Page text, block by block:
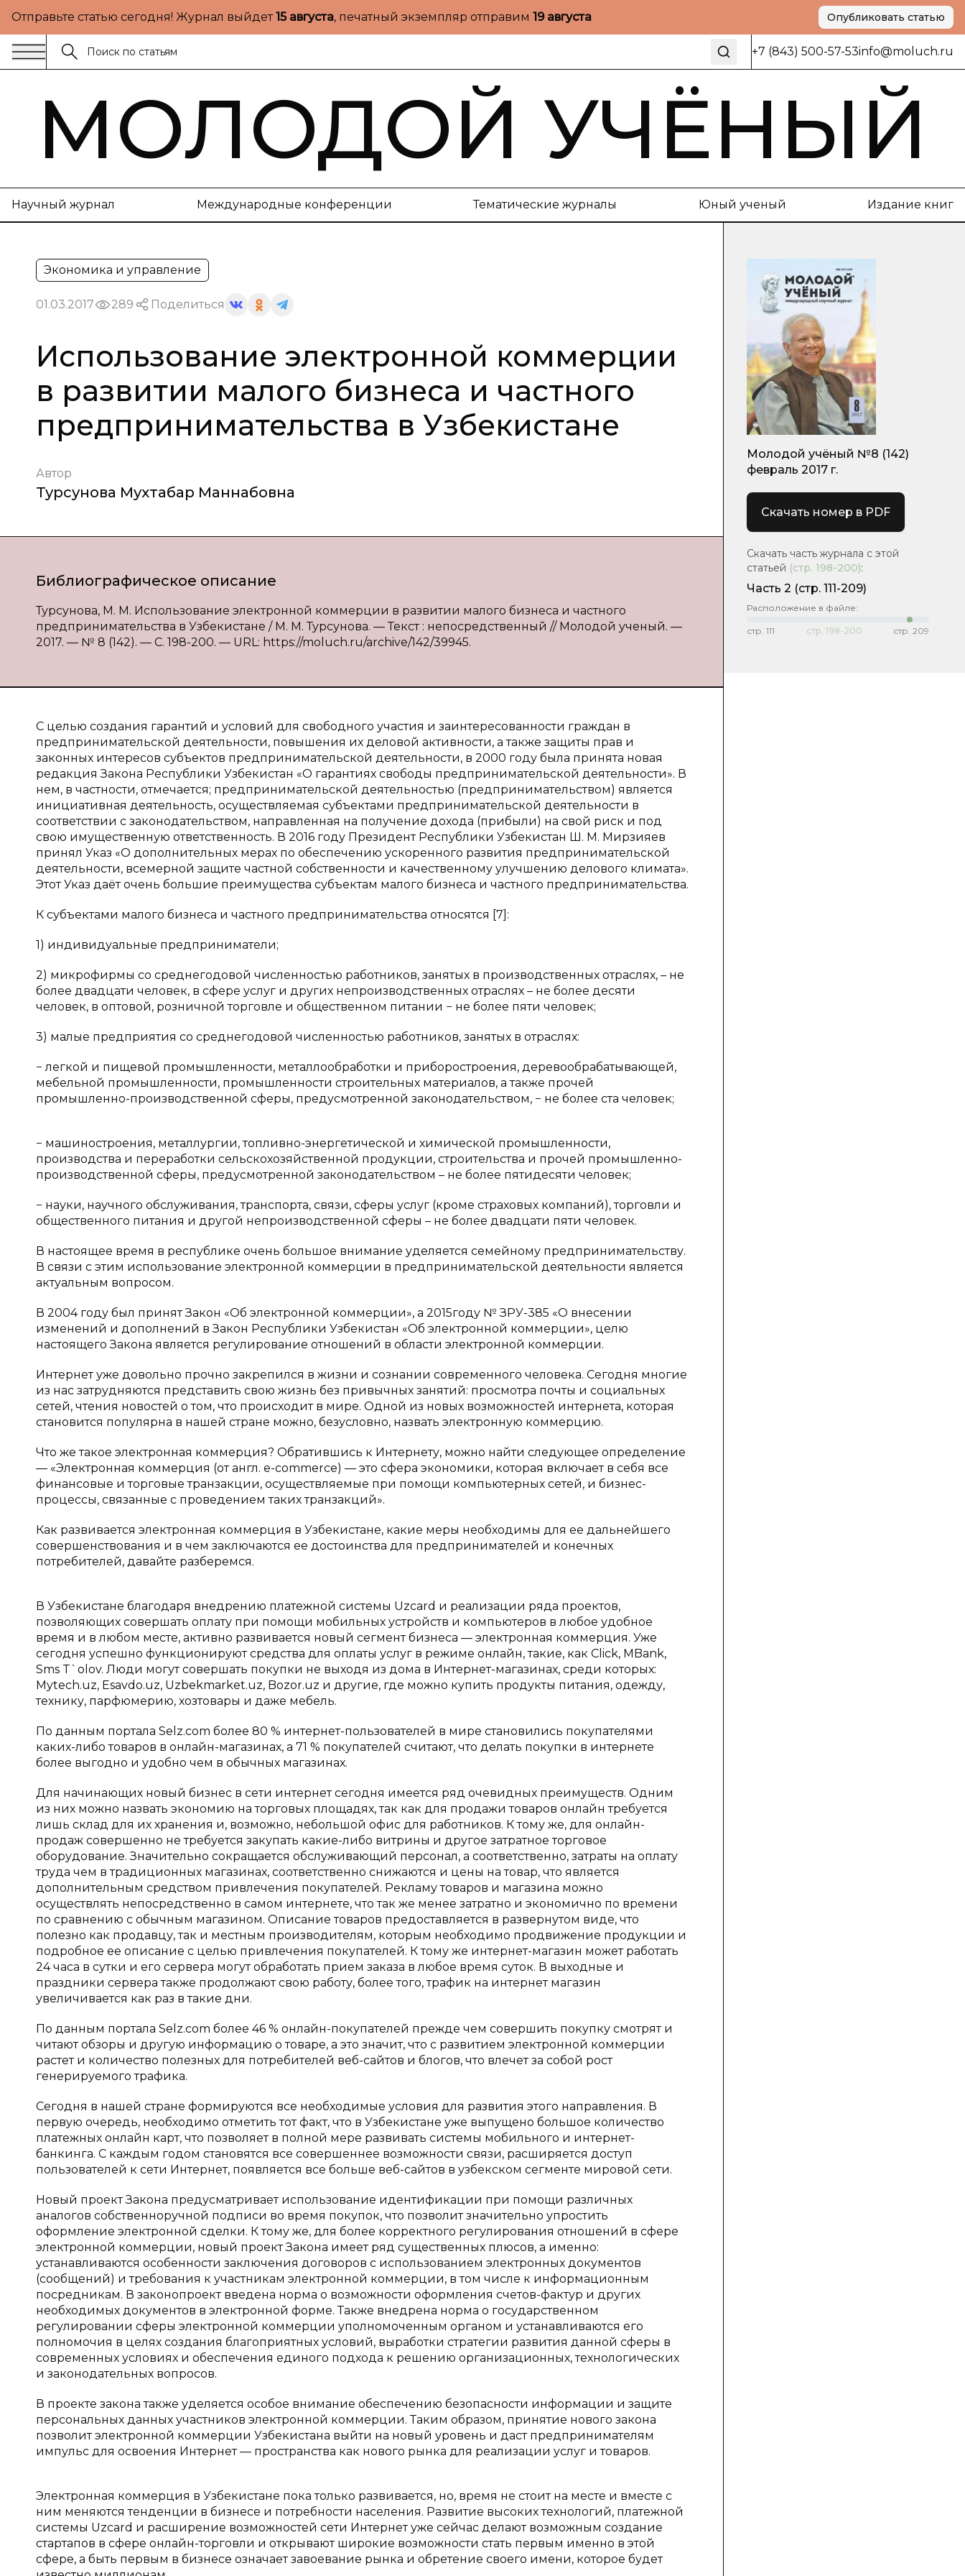
Отправьте статью сегодня! Журнал выйдет15 августа, печатный экземпляр отправим 19 августа Опубликовать статью
+7 (843) 500-57-53info@moluch.ru
МОЛОДОЙ УЧЁНЫЙ
Научный журнал Международные конференции Тематические журналы Юный ученый Издание книг
Экономика и управление
01.03.2017 289 Поделиться
Использование электронной коммерции
в развитии малого бизнеса и частного
предпринимательства в Узбекистане
Автор
Турсунова Мухтабар Маннабовна
Библиографическое описание
Турсунова, М. М. Использование электронной коммерции в развитии малого бизнеса и частного
предпринимательства в Узбекистане / М. М. Турсунова. — Текст : непосредственный // Молодой ученый. —
2017. — № 8 (142). — С. 198-200. — URL: https://moluch.ru/archive/142/39945.
С целью создания гарантий и условий для свободного участия и заинтересованности граждан в
предпринимательской деятельности, повышения их деловой активности, а также защиты прав и
законных интересов субъектов предпринимательской деятельности, в 2000 году была принята новая
редакция Закона Республики Узбекистан «О гарантиях свободы предпринимательской деятельности». В
нем, в частности, отмечается; предпринимательской деятельностью (предпринимательством) является
инициативная деятельность, осуществляемая субъектами предпринимательской деятельности в
соответствии с законодательством, направленная на получение дохода (прибыли) на свой риск и под
свою имущественную ответственность. В 2016 году Президент Республики Узбекистан Ш. М. Мирзияев
принял Указ «О дополнительных мерах по обеспечению ускоренного развития предпринимательской
деятельности, всемерной защите частной собственности и качественному улучшению делового климата».
Этот Указ даёт очень большие преимущества субъектам малого бизнеса и частного предпринимательства.
К субъектами малого бизнеса и частного предпринимательства относятся [7]:
1) индивидуальные предприниматели;
2) микрофирмы со среднегодовой численностью работников, занятых в производственных отраслях, – не
более двадцати человек, в сфере услуг и других непроизводственных отраслях – не более десяти
человек, в оптовой, розничной торговле и общественном питании − не более пяти человек;
3) малые предприятия со среднегодовой численностью работников, занятых в отраслях:
− легкой и пищевой промышленности, металлообработки и приборостроения, деревообрабатывающей,
мебельной промышленности, промышленности строительных материалов, а также прочей
промышленно-производственной сферы, предусмотренной законодательством, − не более ста человек;
− машиностроения, металлургии, топливно-энергетической и химической промышленности,
производства и переработки сельскохозяйственной продукции, строительства и прочей промышленно-
производственной сферы, предусмотренной законодательством – не более пятидесяти человек;
− науки, научного обслуживания, транспорта, связи, сферы услуг (кроме страховых компаний), торговли и
общественного питания и другой непроизводственной сферы – не более двадцати пяти человек.
В настоящее время в республике очень большое внимание уделяется семейному предпринимательству.
В связи с этим использование электронной коммерции в предпринимательской деятельности является
актуальным вопросом.
В 2004 году был принят Закон «Об электронной коммерции», а 2015году № ЗРУ-385 «О внесении
изменений и дополнений в Закон Республики Узбекистан «Об электронной коммерции», целю
настоящего Закона является регулирование отношений в области электронной коммерции.
Интернет уже довольно прочно закрепился в жизни и сознании современного человека. Сегодня многие
из нас затрудняются представить свою жизнь без привычных занятий: просмотра почты и социальных
сетей, чтения новостей о том, что происходит в мире. Одной из новых возможностей интернета, которая
становится популярна в нашей стране можно, безусловно, назвать электронную коммерцию.
Что же такое электронная коммерция? Обратившись к Интернету, можно найти следующее определение
— «Электронная коммерция (от англ. e-commerce) — это сфера экономики, которая включает в себя все
финансовые и торговые транзакции, осуществляемые при помощи компьютерных сетей, и бизнес-
процессы, связанные с проведением таких транзакций».
Как развивается электронная коммерция в Узбекистане, какие меры необходимы для ее дальнейшего
совершенствования и в чем заключаются ее достоинства для предпринимателей и конечных
потребителей, давайте разберемся.
В Узбекистане благодаря внедрению платежной системы Uzcard и реализации ряда проектов,
позволяющих совершать оплату при помощи мобильных устройств и компьютеров в любое удобное
время и в любом месте, активно развивается новый сегмент бизнеса — электронная коммерция. Уже
сегодня успешно функционируют средства для оплаты услуг в режиме онлайн, такие, как Click, MBank,
Sms T`olov. Люди могут совершать покупки не выходя из дома в Интернет-магазинах, среди которых:
Mytech.uz, Esavdo.uz, Uzbekmarket.uz, Bozor.uz и другие, где можно купить продукты питания, одежду,
технику, парфюмерию, хозтовары и даже мебель.
По данным портала Selz.com более 80 % интернет-пользователей в мире становились покупателями
каких-либо товаров в онлайн-магазинах, а 71 % покупателей считают, что делать покупки в интернете
более выгодно и удобно чем в обычных магазинах.
Для начинающих новый бизнес в сети интернет сегодня имеется ряд очевидных преимуществ. Одним
из них можно назвать экономию на торговых площадях, так как для продажи товаров онлайн требуется
лишь склад для их хранения и, возможно, небольшой офис для работников. К тому же, для онлайн-
продаж совершенно не требуется закупать какие-либо витрины и другое затратное торговое
оборудование. Значительно сокращается обслуживающий персонал, а соответственно, затраты на оплату
труда чем в традиционных магазинах, соответственно снижаются и цены на товар, что является
дополнительным средством привлечения покупателей. Рекламу товаров и магазина можно
осуществлять непосредственно в самом интернете, что так же менее затратно и экономично по времени
по сравнению с обычным магазином. Описание товаров предоставляется в развернутом виде, что
полезно как продавцу, так и местным производителям, которым необходимо продвижение продукции и
подробное ее описание с целью привлечения покупателей. К тому же интернет-магазин может работать
24 часа в сутки и его сервера могут обработать прием заказа в любое время суток. В выходные и
праздники сервера также продолжают свою работу, более того, трафик на интернет магазин
увеличивается как раз в такие дни.
По данным портала Selz.com более 46 % онлайн-покупателей прежде чем совершить покупку смотрят и
читают обзоры и другую информацию о товаре, а это значит, что с развитием электронной коммерции
растет и количество полезных для потребителей веб-сайтов и блогов, что влечет за собой рост
генерируемого трафика.
Сегодня в нашей стране формируются все необходимые условия для развития этого направления. В
первую очередь, необходимо отметить тот факт, что в Узбекистане уже выпущено большое количество
платежных онлайн карт, что позволяет в полной мере развивать системы мобильного и интернет-
банкинга. С каждым годом становятся все совершеннее возможности связи, расширяется доступ
пользователей к сети Интернет, появляется все больше веб-сайтов в узбекском сегменте мировой сети.
Новый проект Закона предусматривает использование идентификации при помощи различных
аналогов собственноручной подписи во время покупок, что позволит значительно упростить
оформление электронной сделки. К тому же, для более корректного регулирования отношений в сфере
электронной коммерции, новый проект Закона имеет ряд существенных плюсов, а именно:
устанавливаются особенности заключения договоров с использованием электронных документов
(сообщений) и требования к участникам электронной коммерции, в том числе к информационным
посредникам. В законопроект введена норма о возможности оформления счетов-фактур и других
необходимых документов в электронной форме. Также внедрена норма о государственном
регулировании сферы электронной коммерции уполномоченным органом и устанавливаются его
полномочия в целях создания благоприятных условий, выработки стратегии развития данной сферы в
современных условиях и обеспечения единого подхода к решению организационных, технологических
и законодательных вопросов.
В проекте закона также уделяется особое внимание обеспечению безопасности информации и защите
персональных данных участников электронной коммерции. Таким образом, принятие нового закона
позволит электронной коммерции Узбекистана выйти на новый уровень и даст предпринимателям
импульс для освоения Интернет — пространства как нового рынка для реализации услуг и товаров.
Электронная коммерция в Узбекистане пока только развивается, но, время не стоит на месте и вместе с
ним меняются тенденции в бизнесе и потребности населения. Развитие высоких технологий, платежной
системы Uzcard и расширение возможностей сети Интернет уже сейчас делают возможным создание
стартапов в сфере онлайн-торговли и открывают широкие возможности стать первым именно в этой
сфере, а быть первым в бизнесе означает завоевание рынка и обретение своего имени, которое будет
Молодой учёный №8 (142)
февраль 2017 г.
Скачать номер в PDF
Скачать часть журнала с этой
статьей (стр. 198-200):
Часть 2 (cтр. 111-209)
Расположение в файле:
стр. 111 стр. 198-200 стр. 209